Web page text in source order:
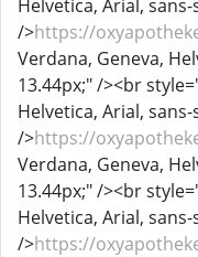
Helvetica, Arial,
/>https://
Verdana, Geneva,
13.44px;" /><br
Helvetica, Arial,
/>https://
Verdana, Geneva,
13.44px;" /><br
Helvetica, Arial,
/>https://